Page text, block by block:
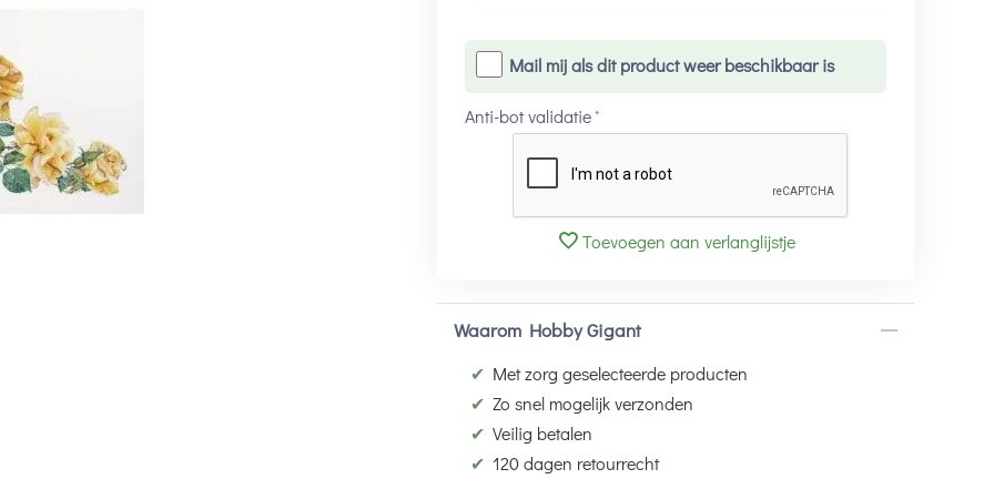
Mail mij als dit product weer beschikbaar is
Anti-bot validatie
Toevoegen aan verlanglijstje
Waarom Hobby Gigant
✔ Met zorg geselecteerde producten
✔ Zo snel mogelijk verzonden
✔ Veilig betalen
✔ 120 dagen retourrecht